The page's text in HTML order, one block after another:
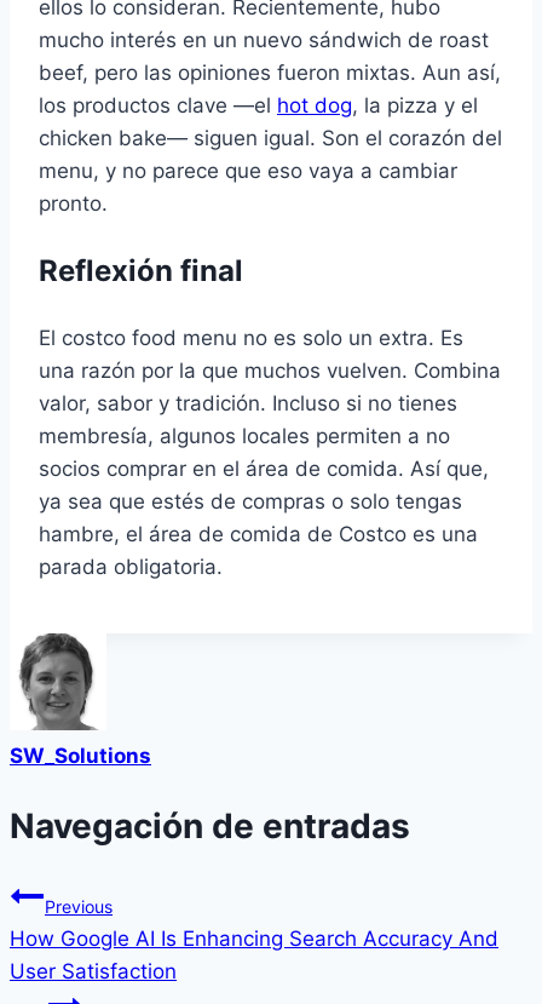
ellos lo consideran. Recientemente, hubo
mucho interés en un nuevo sándwich de roast
beef, pero las opiniones fueron mixtas. Aun así,
los productos clave —el hot dog, la pizza y el
chicken bake— siguen igual. Son el corazón del
menu, y no parece que eso vaya a cambiar
pronto.
Reflexión final
El costco food menu no es solo un extra. Es
una razón por la que muchos vuelven. Combina
valor, sabor y tradición. Incluso si no tienes
membresía, algunos locales permiten a no
socios comprar en el área de comida. Así que,
ya sea que estés de compras o solo tengas
hambre, el área de comida de Costco es una
parada obligatoria.
SW_Solutions
Navegación de entradas
Previous
How Google AI Is Enhancing Search Accuracy And
User Satisfaction